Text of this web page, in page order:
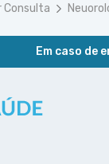
Consulta
Em caso de
Pinterest